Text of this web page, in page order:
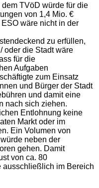
TVöD würde für die
von 1,4 Mio. €
wäre nicht in der
zu erfüllen,
oder die Stadt wäre
für die
Aufgaben
zum Einsatz
und Bürger der Stadt
und damit eine
nach sich ziehen.
Entlohnung keine
Markt oder im
Ein Volumen von
neben der
gehen. Damit
von ca. 80
ausschließlich im Bereich